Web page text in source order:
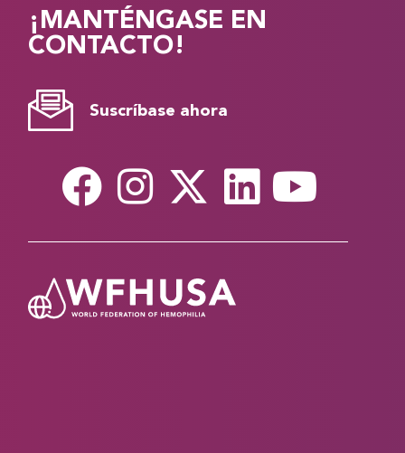
¡MANTÉNGASE EN
CONTACTO!
Suscríbase ahora